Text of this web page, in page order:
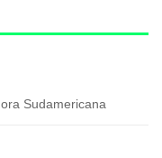
Sudamericana